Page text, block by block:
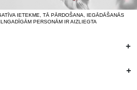
IETEKME, TĀ PĀRDOŠANA, IEGĀDĀŠANĀS
PERSONĀM IR AIZLIEGTA